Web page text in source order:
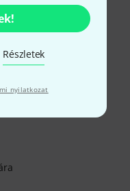
Részletek
nyilatkozat